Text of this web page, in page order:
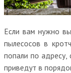
Если вам нужно
пылесосов в
попали по адресу,
приведут в